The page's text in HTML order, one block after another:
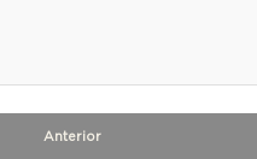
Anterior